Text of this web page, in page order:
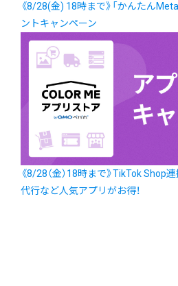
《8/28(金) 18時まで》「かんたん
ントキャンペーン
《8/28（金）18時まで》TikTok Shop
代行など人気アプリがお得！